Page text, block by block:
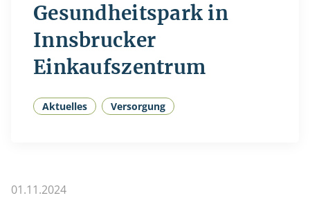
Gesundheitspark in
Innsbrucker
Einkaufszentrum
Aktuelles Versorgung
01.11.2024